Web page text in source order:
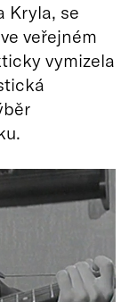
Kryla, se
veřejném
vymizela